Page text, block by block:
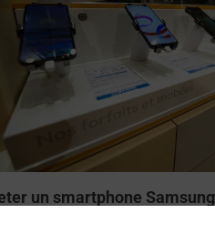
un smartphone Samsung